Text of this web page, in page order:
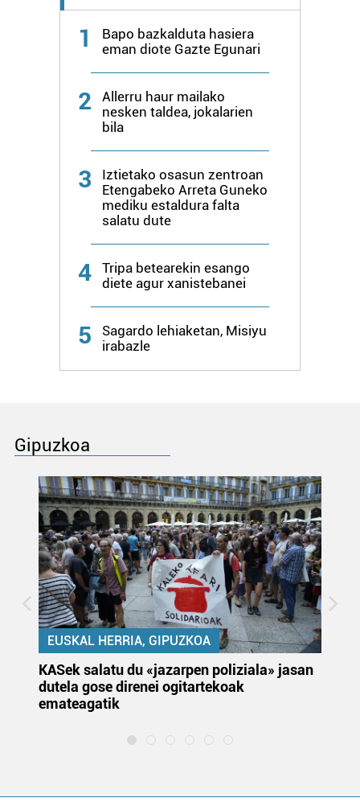
1
Bapo bazkalduta hasiera
eman diote Gazte Egunari
2
Allerru haur mailako
nesken taldea, jokalarien
bila
3
Iztietako osasun zentroan
Etengabeko Arreta Guneko
mediku estaldura falta
salatu dute
4
Tripa betearekin esango
diete agur xanistebanei
5
Sagardo lehiaketan, Misiyu
irabazle
Gipuzkoa
EUSKAL HERRIA, GIPUZKOA
KASek salatu du «jazarpen poliziala» jasan
dutela gose direnei ogitartekoak
emateagatik